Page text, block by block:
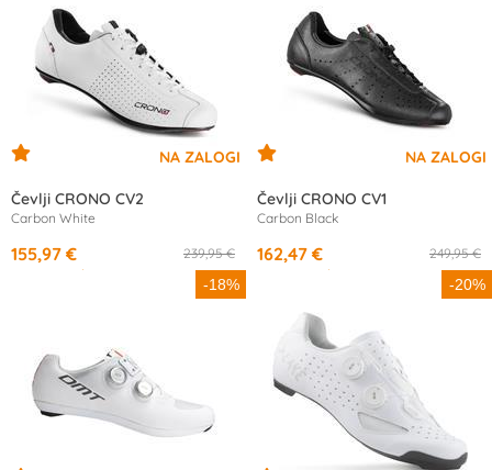
Čevlji CRONO CV2
Carbon White
239,95 €
155,97 €
/mesec
Čevlji CRONO CV1
Carbon Black
249,95 €
162,47 €
/mesec
-18% -20%